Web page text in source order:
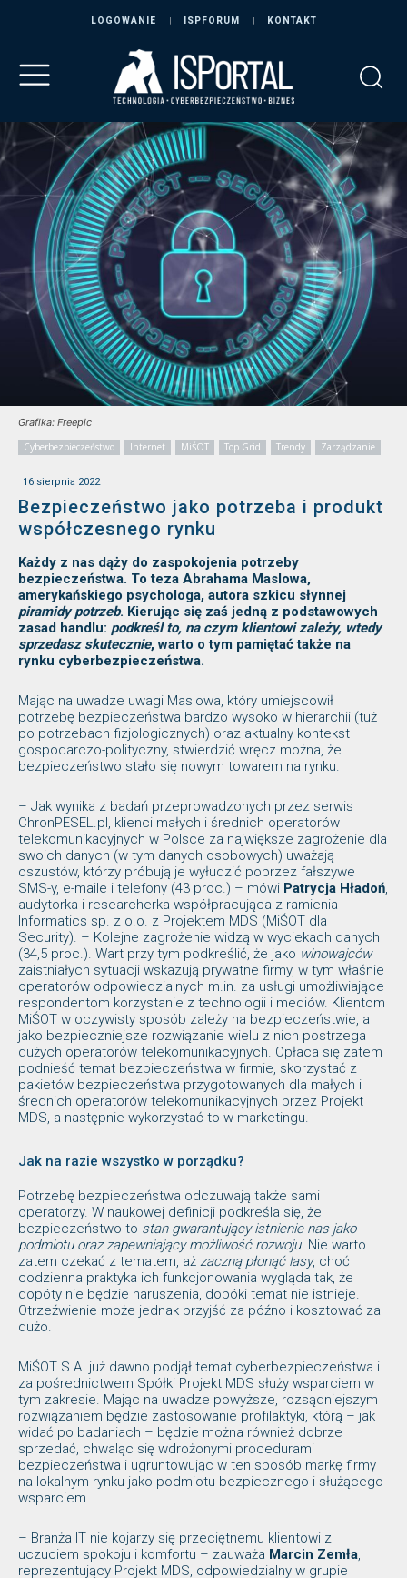
LOGOWANIE ISPFORUM KONTAKT
Grafika: Freepic
Cyberbezpieczeństwo
Internet MiŚOT Top Grid Trendy Zarządzanie
16 sierpnia 2022
Bezpieczeństwo jako potrzeba i produkt
współczesnego rynku
Każdy z nas dąży do zaspokojenia potrzeby
bezpieczeństwa. To teza Abrahama Maslowa,
amerykańskiego psychologa, autora szkicu słynnej
piramidy potrzeb. Kierując się zaś jedną z podstawowych
zasad handlu: podkreśl to, na czym klientowi zależy, wtedy
sprzedasz skutecznie, warto o tym pamiętać także na
rynku cyberbezpieczeństwa.
Mając na uwadze uwagi Maslowa, który umiejscowił
potrzebę bezpieczeństwa bardzo wysoko w hierarchii (tuż
po potrzebach fizjologicznych) oraz aktualny kontekst
gospodarczo-polityczny, stwierdzić wręcz można, że
bezpieczeństwo stało się nowym towarem na rynku.
– Jak wynika z badań przeprowadzonych przez serwis
ChronPESEL.pl, klienci małych i średnich operatorów
telekomunikacyjnych w Polsce za największe zagrożenie dla
swoich danych (w tym danych osobowych) uważają
oszustów, którzy próbują je wyłudzić poprzez fałszywe
SMS-y, e-maile i telefony (43 proc.) – mówi Patrycja Hładoń,
audytorka i researcherka współpracująca z ramienia
Informatics sp. z o.o. z Projektem MDS (MiŚOT dla
Security). – Kolejne zagrożenie widzą w wyciekach danych
(34,5 proc.). Wart przy tym podkreślić, że jako winowajców
zaistniałych sytuacji wskazują prywatne firmy, w tym właśnie
operatorów odpowiedzialnych m.in. za usługi umożliwiające
respondentom korzystanie z technologii i mediów. Klientom
MiŚOT w oczywisty sposób zależy na bezpieczeństwie, a
jako bezpieczniejsze rozwiązanie wielu z nich postrzega
dużych operatorów telekomunikacyjnych. Opłaca się zatem
podnieść temat bezpieczeństwa w firmie, skorzystać z
pakietów bezpieczeństwa przygotowanych dla małych i
średnich operatorów telekomunikacyjnych przez Projekt
MDS, a następnie wykorzystać to w marketingu.
Jak na razie wszystko w porządku?
Potrzebę bezpieczeństwa odczuwają także sami
operatorzy. W naukowej definicji podkreśla się, że
bezpieczeństwo to stan gwarantujący istnienie nas jako
podmiotu oraz zapewniający możliwość rozwoju. Nie warto
zatem czekać z tematem, aż zaczną płonąć lasy, choć
codzienna praktyka ich funkcjonowania wygląda tak, że
dopóty nie będzie naruszenia, dopóki temat nie istnieje.
Otrzeźwienie może jednak przyjść za późno i kosztować za
dużo.
MiŚOT S.A. już dawno podjął temat cyberbezpieczeństwa i
za pośrednictwem Spółki Projekt MDS służy wsparciem w
tym zakresie. Mając na uwadze powyższe, rozsądniejszym
rozwiązaniem będzie zastosowanie profilaktyki, którą – jak
widać po badaniach – będzie można również dobrze
sprzedać, chwaląc się wdrożonymi procedurami
bezpieczeństwa i ugruntowując w ten sposób markę firmy
na lokalnym rynku jako podmiotu bezpiecznego i służącego
wsparciem.
– Branża IT nie kojarzy się przeciętnemu klientowi z
uczuciem spokoju i komfortu – zauważa Marcin Zemła,
reprezentujący Projekt MDS, odpowiedzialny w grupie